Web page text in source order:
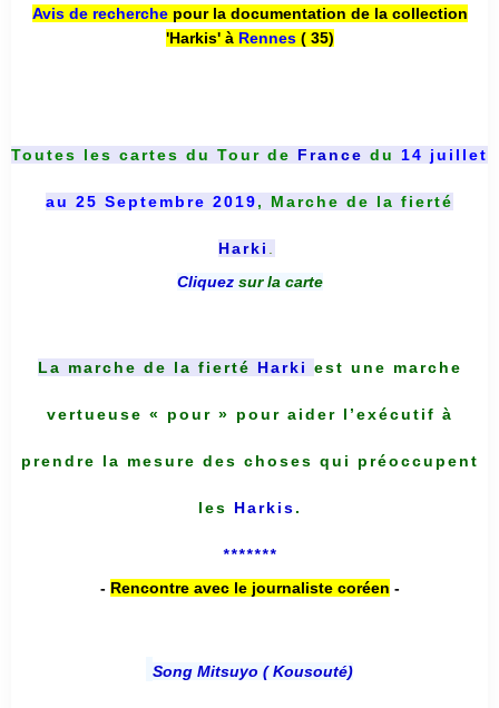
Avis de recherche pour la documentation de la collection
'Harkis' à Rennes( 35)
Toutes les cartes du Tour de France du 14 juillet
au 25 Septembre 2019, Marche de la fierté
Harki
Cliquez sur la carte
La marche de la fierté Harki est une marche
vertueuse « pour » pour aider l’exécutif à
prendre la mesure des choses qui préoccupent
les Harkis.
*******
- Rencontre avec le journaliste coréen -
Song Mitsuyo ( Kousouté)